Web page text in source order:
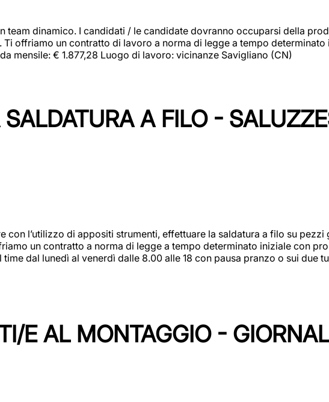
team dinamico. I candidati / le candidate dovranno occuparsi della
offriamo un contratto di lavoro a norma di legge a tempo
mensile: € 1.877,28 Luogo di lavoro: vicinanze Savigliano (CN)
A FILO -
l’utilizzo di appositi strumenti, effettuare la saldatura a filo su
un contratto a norma di legge a tempo determinato iniziale con
dal lunedì al venerdì dalle 8.00 alle 18 con pausa pranzo o sui due
E AL MONTAGGIO -